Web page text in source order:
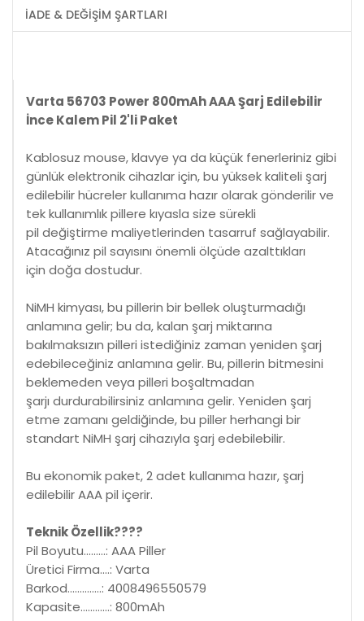
İADE & DEĞIŞIM ŞARTLARI
Varta 56703 Power 800mAh AAA Şarj Edilebilir
İnce Kalem Pil 2'li Paket
Kablosuz mouse, klavye ya da küçük fenerleriniz gibi
günlük elektronik cihazlar için, bu yüksek kaliteli şarj
edilebilir hücreler kullanıma hazır olarak gönderilir ve
tek kullanımlık pillere kıyasla size sürekli
pil değiştirme maliyetlerinden tasarruf sağlayabilir.
Atacağınız pil sayısını önemli ölçüde azalttıkları
için doğa dostudur.
NiMH kimyası, bu pillerin bir bellek oluşturmadığı
anlamına gelir; bu da, kalan şarj miktarına
bakılmaksızın pilleri istediğiniz zaman yeniden şarj
edebileceğiniz anlamına gelir. Bu, pillerin bitmesini
beklemeden veya pilleri boşaltmadan
şarjı durdurabilirsiniz anlamına gelir. Yeniden şarj
etme zamanı geldiğinde, bu piller herhangi bir
standart NiMH şarj cihazıyla şarj edebilebilir.
Bu ekonomik paket, 2 adet kullanıma hazır, şarj
edilebilir AAA pil içerir.
Teknik Özellik????
Pil Boyutu.........: AAA Piller
Üretici Firma....: Varta
Barkod..............: 4008496550579
Kapasite............: 800mAh